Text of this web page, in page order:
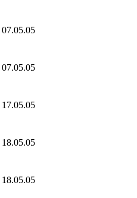
07.05.05
07.05.05
17.05.05
18.05.05
18.05.05